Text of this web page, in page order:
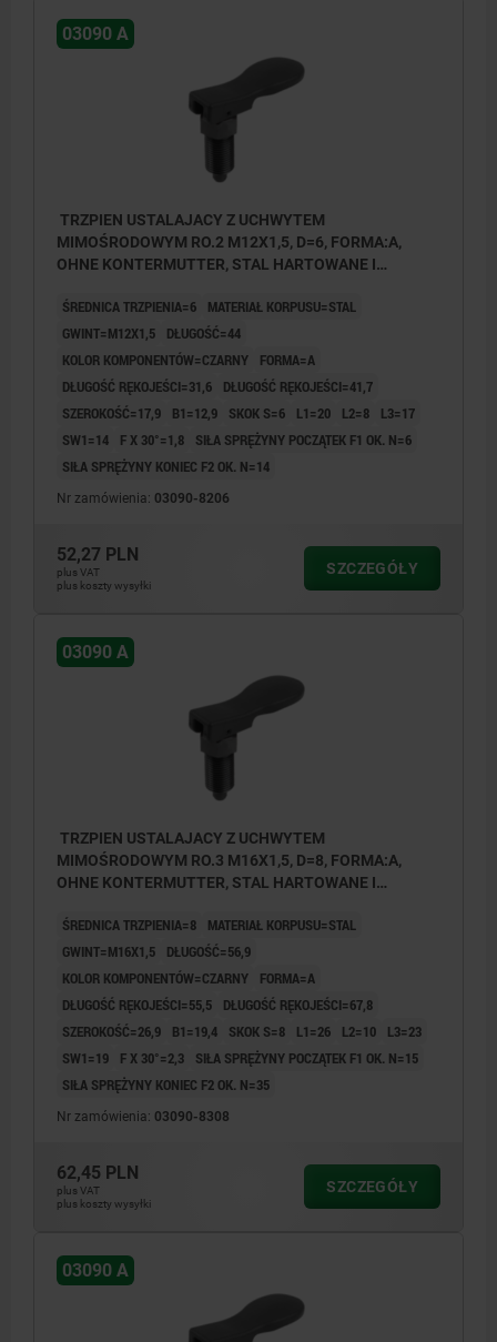
03090 A
TRZPIEN USTALAJACY Z UCHWYTEM
MIMOŚRODOWYM RO.2 M12X1,5, D=6, FORMA:A,
OHNE KONTERMUTTER, STAL HARTOWANE I
ŚREDNICA TRZPIENIA=6
MATERIAŁ KORPUSU=STAL
GWINT=M12X1,5
DŁUGOŚĆ=44
KOLOR KOMPONENTÓW=CZARNY
FORMA=A
DŁUGOŚĆ RĘKOJEŚCI=31,6
DŁUGOŚĆ RĘKOJEŚCI=41,7
SZEROKOŚĆ=17,9
B1=12,9 SKOK S=6 L1=20 L2=8
L3=17
SW1=14
F X 30°=1,8
SIŁA SPRĘŻYNY POCZĄTEK F1 OK. N=6
SIŁA SPRĘŻYNY KONIEC F2 OK. N=14
Nr zamówienia: 03090-8206
52,27 PLN
plus VAT
plus koszty wysyłki
SZCZEGÓŁY
03090 A
TRZPIEN USTALAJACY Z UCHWYTEM
MIMOŚRODOWYM RO.3 M16X1,5, D=8, FORMA:A,
OHNE KONTERMUTTER, STAL HARTOWANE I
ŚREDNICA TRZPIENIA=8
MATERIAŁ KORPUSU=STAL
GWINT=M16X1,5
DŁUGOŚĆ=56,9
KOLOR KOMPONENTÓW=CZARNY
FORMA=A
DŁUGOŚĆ RĘKOJEŚCI=55,5
DŁUGOŚĆ RĘKOJEŚCI=67,8
SZEROKOŚĆ=26,9
B1=19,4 SKOK S=8 L1=26 L2=10
L3=23
SW1=19
F X 30°=2,3
SIŁA SPRĘŻYNY POCZĄTEK F1 OK. N=15
SIŁA SPRĘŻYNY KONIEC F2 OK. N=35
Nr zamówienia: 03090-8308
62,45 PLN
plus VAT
plus koszty wysyłki
SZCZEGÓŁY
03090 A